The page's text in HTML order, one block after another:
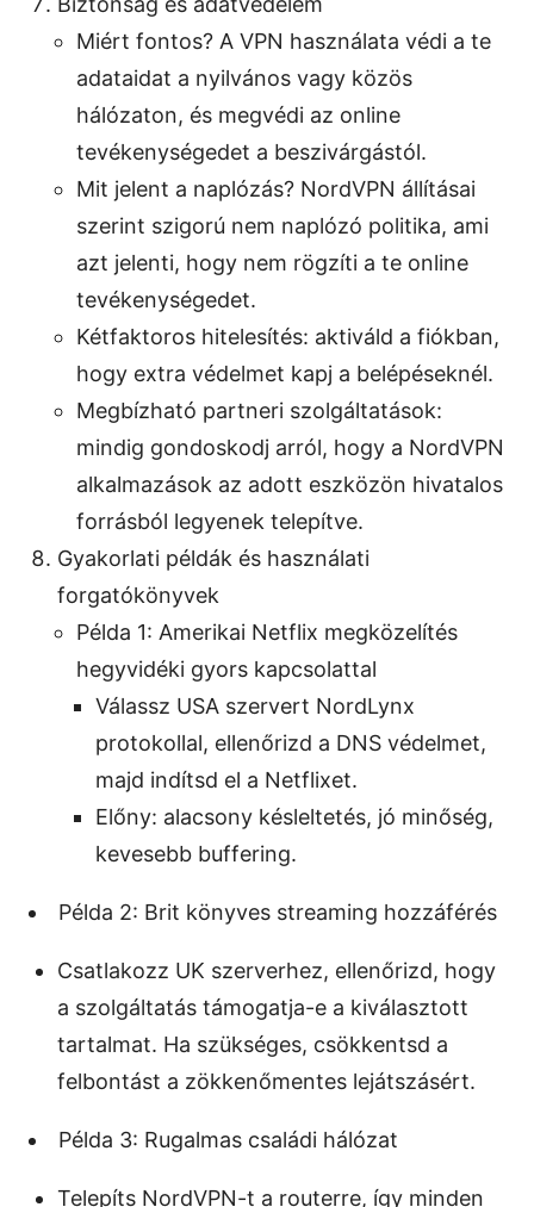
Miért fontos? A VPN használata védi a te
adataidat a nyilvános vagy közös
hálózaton, és megvédi az online
tevékenységedet a beszivárgástól.
Mit jelent a naplózás? NordVPN állításai
szerint szigorú nem naplózó politika, ami
azt jelenti, hogy nem rögzíti a te online
tevékenységedet.
Kétfaktoros hitelesítés: aktiváld a fiókban,
hogy extra védelmet kapj a belépéseknél.
Megbízható partneri szolgáltatások:
mindig gondoskodj arról, hogy a NordVPN
alkalmazások az adott eszközön hivatalos
forrásból legyenek telepítve.
Gyakorlati példák és használati
forgatókönyvek
Példa 1: Amerikai Netflix megközelítés
hegyvidéki gyors kapcsolattal
Válassz USA szervert NordLynx
protokollal, ellenőrizd a DNS védelmet,
majd indítsd el a Netflixet.
Előny: alacsony késleltetés, jó minőség,
kevesebb buffering.
Példa 2: Brit könyves streaming hozzáférés
Csatlakozz UK szerverhez, ellenőrizd, hogy
a szolgáltatás támogatja-e a kiválasztott
tartalmat. Ha szükséges, csökkentsd a
felbontást a zökkenőmentes lejátszásért.
Példa 3: Rugalmas családi hálózat
Telepíts NordVPN-t a routerre, így minden